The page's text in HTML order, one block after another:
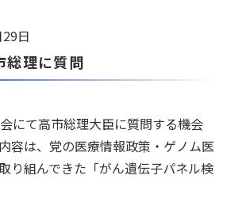
日
総理に質問
にて高市総理大臣に質問する機会
容は、党の医療情報政策・ゲノム医
り組んできた「がん遺伝子パネル検